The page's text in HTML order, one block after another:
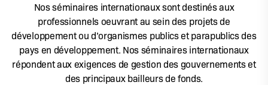
Nos séminaires internationaux sont destinés aux
professionnels oeuvrant au sein des projets de
développement ou d’organismes publics et parapublics des
pays en développement. Nos séminaires internationaux
répondent aux exigences de gestion des gouvernements et
des principaux bailleurs de fonds.